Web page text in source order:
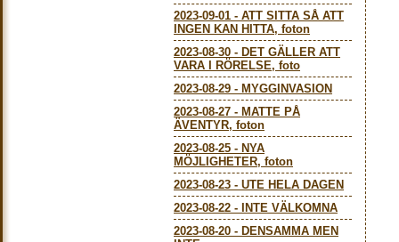
2023-09-01 - ATT SITTA SÅ ATT
INGEN KAN HITTA, foton
2023-08-30 - DET GÄLLER ATT
VARA I RÖRELSE, foto
2023-08-29 - MYGGINVASION
2023-08-27 - MATTE PÅ
ÄVENTYR, foton
2023-08-25 - NYA
MÖJLIGHETER, foton
2023-08-23 - UTE HELA DAGEN
2023-08-22 -
INTE VÄLKOMNA
2023-08-20 - DENSAMMA MEN